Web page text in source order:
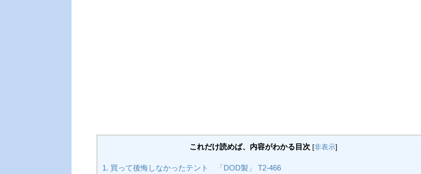
これだけ読めば、内容がわかる目次 [非表示]
1. 買って後悔しなかったテント 「DOD製」 T2-466